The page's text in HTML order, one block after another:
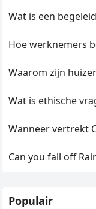
Wat is een
Hoe werknemers
Waarom zijn
Wat is ethische
Wanneer vertrekt
Can you fall off
Populair